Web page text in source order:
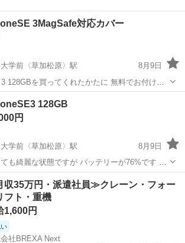
3MagSafe対応カバー
学前〈草加松原〉駅
8月9日
128GBを買ってくれたかたに 無料でお付けし
ングに半透明なクリアケースに なります ...
iPhoneSE
128GB
円
学前〈草加松原〉駅
8月9日
も綺麗な状態ですが バッテリーが76%です 高
バッテリーの事があるので 30000円で 値引き不
方 お願いします 箱ありますが内容物はありま
協大学前〈草加松原〉駅
35万円・派遣社員≫クレーン・フォー
フト・重機
1,600円
社BREXA Next